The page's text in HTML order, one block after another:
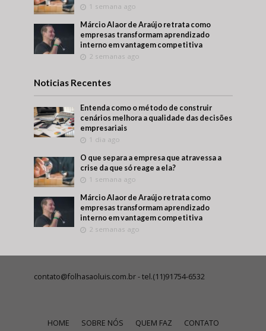
1 semana ago
Márcio Alaor de Araújo retrata como
empresas transformam aprendizado
interno em vantagem competitiva
2 semanas ago
Noticias Recentes
Entenda como o método de construir
cenários melhora a qualidade das decisões
empresariais
1 dia ago
O que separa a empresa que atravessa a
crise da que só reage a ela?
1 semana ago
Márcio Alaor de Araújo retrata como
empresas transformam aprendizado
interno em vantagem competitiva
2 semanas ago
contato@folhasaoluis.com.br- tel.(11)91754-6532
HOME SOBRE NÓS QUEM FAZ CONTATO